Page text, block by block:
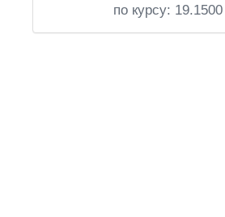
по курсу: 19.1500